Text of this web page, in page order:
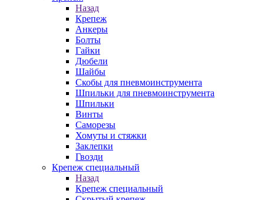
Назад
Крепеж
Анкеры
Болты
Гайки
Дюбели
Шайбы
Скобы для пневмоинструмента
Шпильки для пневмоинструмента
Шпильки
Винты
Саморезы
Хомуты и стяжки
Заклепки
Гвозди
Крепеж специальный
Назад
Крепеж специальный